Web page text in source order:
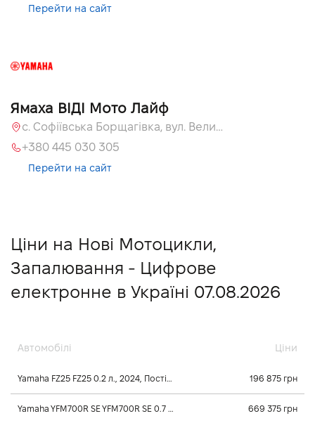
Перейти на сайт
Ямаха ВІДІ Мото Лайф
с. Софіївська Борщагівка, вул. Велика Кільцева, 58
+380 445 030 305
Перейти на сайт
Ціни на Нові Мотоцикли,
Запалювання - Цифрове
електронне в Україні 07.08.2026
Автомобілі Ціни
Yamaha FZ25 FZ25 0.2 л., 2024, Постійного зачеплення 196 875 грн
Yamaha YFM700R SE YFM700R SE 0.7 л., 2026, Механічна 669 375 грн